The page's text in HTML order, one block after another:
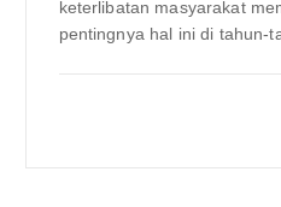
keterlibatan masyarakat
pentingnya hal ini di tahun-